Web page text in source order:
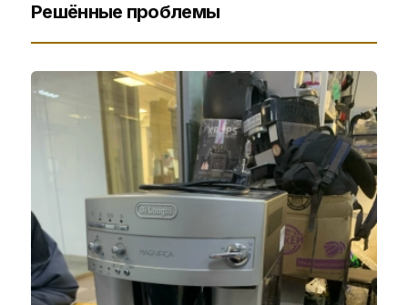
Решённые проблемы